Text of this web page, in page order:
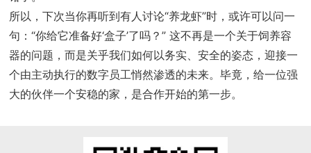
所以，下次当你再听到有人讨论“养龙虾”时，或许可以问一
句：“你给它准备好‘盒子’了吗？” 这不再是一个关于饲养容
器的问题，而是关乎我们如何以务实、安全的姿态，迎接一
个由主动执行的数字员工悄然渗透的未来。毕竟，给一位强
大的伙伴一个安稳的家，是合作开始的第一步。